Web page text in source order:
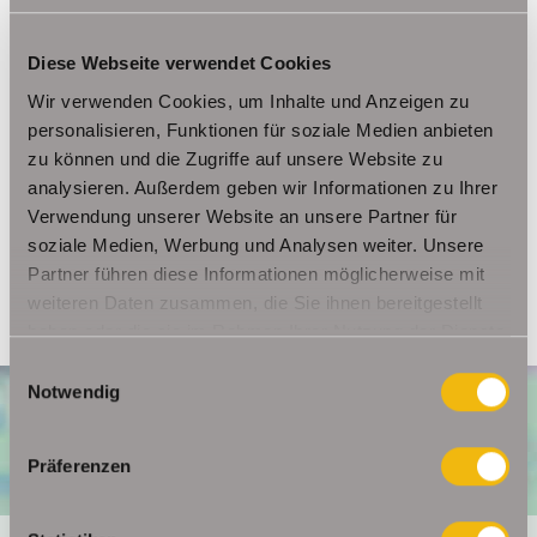
Diese Webseite verwendet Cookies
Wir verwenden Cookies, um Inhalte und Anzeigen zu
personalisieren, Funktionen für soziale Medien anbieten
zu können und die Zugriffe auf unsere Website zu
analysieren. Außerdem geben wir Informationen zu Ihrer
Verwendung unserer Website an unsere Partner für
soziale Medien, Werbung und Analysen weiter. Unsere
Partner führen diese Informationen möglicherweise mit
weiteren Daten zusammen, die Sie ihnen bereitgestellt
haben oder die sie im Rahmen Ihrer Nutzung der Dienste
Einwilligungsauswahl
Notwendig
Präferenzen
Ansprechpartner
Frau Beate Schelkmann
Telefon: 004936124036202
Telefax: 004936124026179
Mobil: 00491714769991
info@schelkmann.de